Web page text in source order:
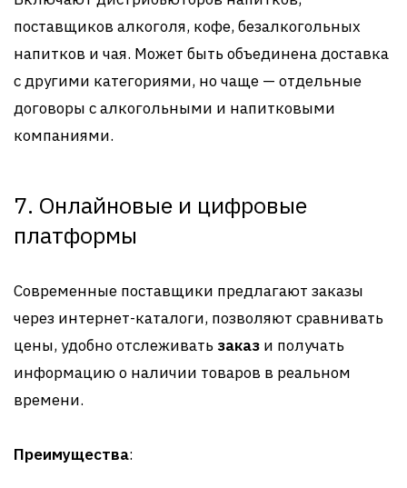
поставщиков алкоголя, кофе, безалкогольных
напитков и чая. Может быть объединена доставка
с другими категориями, но чаще — отдельные
договоры с алкогольными и напитковыми
компаниями.
7. Онлайновые и цифровые
платформы
Современные поставщики предлагают заказы
через интернет-каталоги, позволяют сравнивать
цены, удобно отслеживать заказ и получать
информацию о наличии товаров в реальном
времени.
Преимущества: